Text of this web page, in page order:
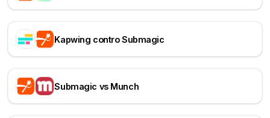
Kapwing contro Submagic
Submagic vs Munch